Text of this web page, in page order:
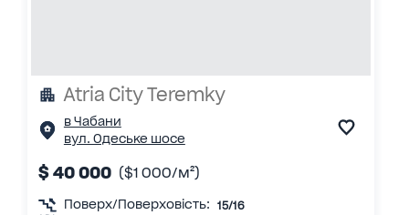
Atria City Teremky
в Чабани
вул. Одеське шосе
$ 40 000 ($1 000/м²)
Поверх/Поверховість: 15/16